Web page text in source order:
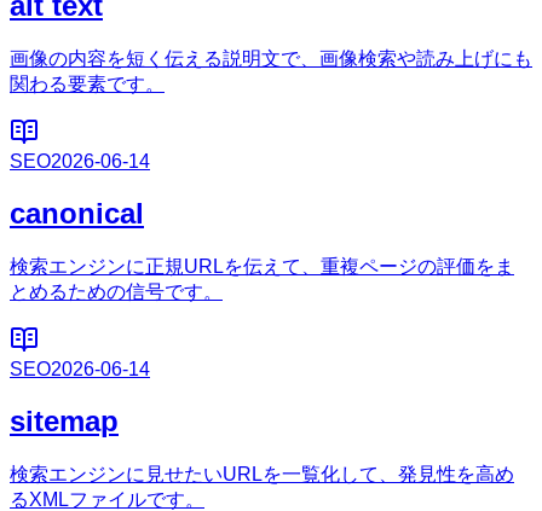
画像の内容を短く伝える説明文で、画像検索や読み上げにも
関わる要素です。
SEO2026-06-14
canonical
検索エンジンに正規URLを伝えて、重複ページの評価をま
とめるための信号です。
SEO2026-06-14
sitemap
検索エンジンに見せたいURLを一覧化して、発見性を高め
るXMLファイルです。